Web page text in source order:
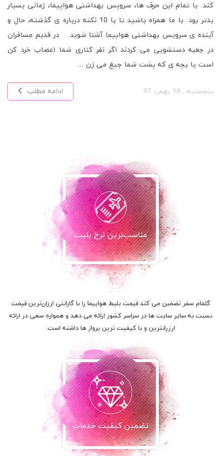
کند. با تمام این حرف ها، سرویس بهداشتی هواپیما، زمانی بسیار
بدتر بود. با ما همراه باشید تا با 10 نکته درباره ی گذشته، حال و
آینده ی سرویس بهداشتی هواپیما آشنا شوید. در قدیم مسافران
در جعبه دستشویی می کردند اگر نفر کناری شما اعصاب خرد کن
است یا بچه ی که پشت شما جیغ می زن ...
پنجشنبه , 18 بهمن 97 ادامه مطلب
مناسب‌ترین نرخ بلیت
گلفام سفر تضمین می کند قیمت بلیط هواپیما را با گارانتی ارزان‌ترین قیمت
نسبت به سایر سایت ها در سراسر کشور ارائه می دهد و همواره سعی در ارائه
ارزرانترین و با کیفیت ترین پرواز ها داشته است.
تضمین کیفیت خدمات